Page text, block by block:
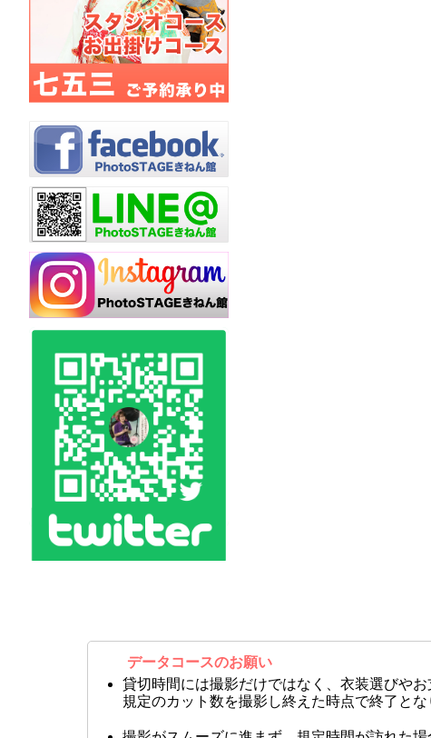
データコースのお願い
貸切時間には撮影だけではなく、衣装選びや
規定のカット数を撮影し終えた時点で終了と